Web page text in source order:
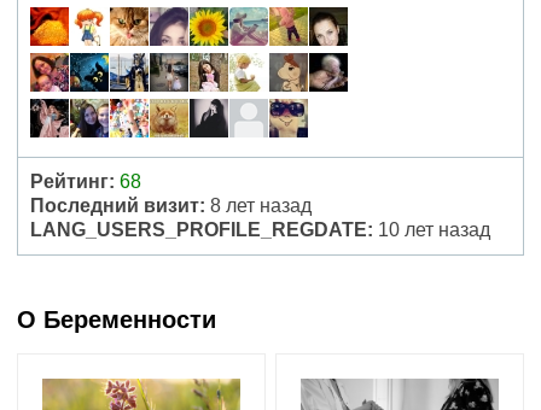
Рейтинг: 68
Последний визит: 8 лет назад
LANG_USERS_PROFILE_REGDATE: 10 лет назад
О Беременности